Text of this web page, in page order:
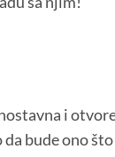
i
bude ono